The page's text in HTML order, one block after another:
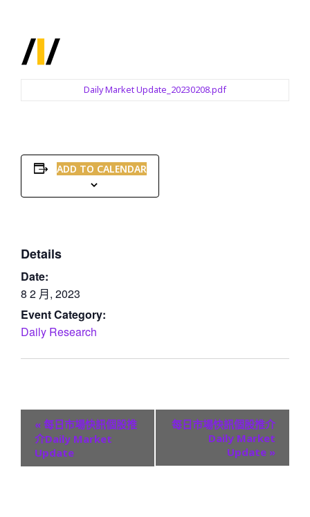
Daily Market Update_20230208.pdf
ADD TO CALENDAR
Details
Date:
8 2 月, 2023
Event Category:
Daily Research
« 每日市場快訊個股推
介Daily Market
Update
每日市場快訊個股推介
Daily Market
Update »